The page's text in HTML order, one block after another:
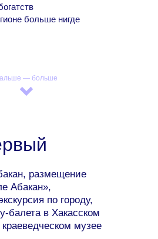
больше нигде
— больше
размещение
Абакан»,
по городу,
балета в Хакасском
музее